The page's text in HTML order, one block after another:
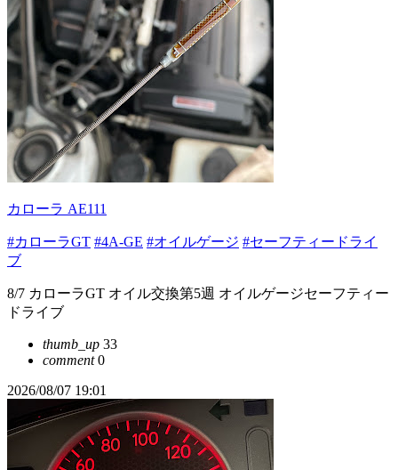
カローラ AE111
#カローラGT #4A-GE #オイルゲージ #セーフティードライ
ブ
8/7 カローラGT オイル交換第5週 オイルゲージセーフティー
ドライブ
thumb_up 33
comment0
2026/08/07 19:01